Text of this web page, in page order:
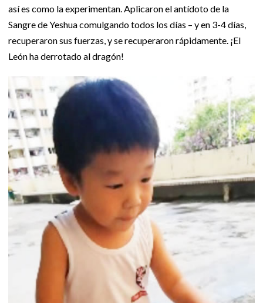
así es como la experimentan. Aplicaron el antídoto de la
Sangre de Yeshua comulgando todos los días – y en 3-4 días,
recuperaron sus fuerzas, y se recuperaron rápidamente. ¡El
León ha derrotado al dragón!